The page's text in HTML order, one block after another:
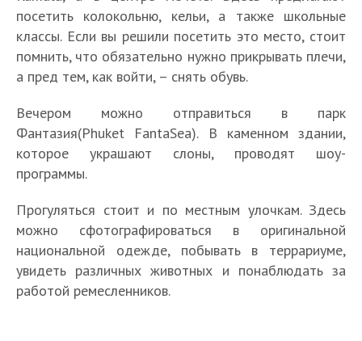
посетить колокольню, кельи, а также школьные
классы. Если вы решили посетить это место, стоит
помнить, что обязательно нужно прикрывать плечи,
а пред тем, как войти, – снять обувь.
Вечером можно отправиться в парк
Фантазия(Phuket FantaSea). В каменном здании,
которое украшают слоны, проводят шоу-
программы.
Прогуляться стоит и по местным улочкам. Здесь
можно сфотографироваться в оригинальной
национальной одежде, побывать в террариуме,
увидеть различных животных и понаблюдать за
работой ремесленников.